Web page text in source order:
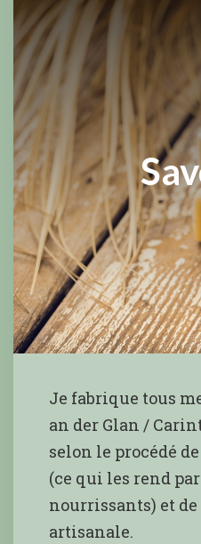
Je fabrique tous
an der Glan /
selon le procédé
(ce qui les rend
nourrissants) et
artisanale.